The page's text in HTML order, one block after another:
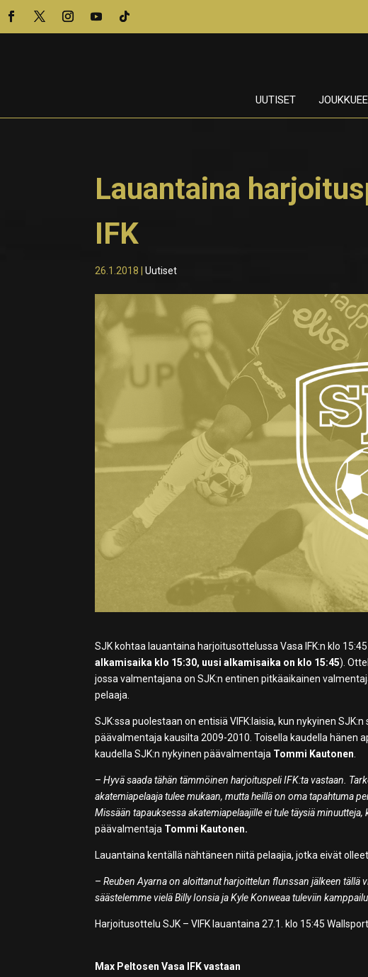
UUTISET
Lauantaina
IFK
26.1.2018 |Uutiset
SJK kohtaa lauantaina harjoitusottelussa Vasa IFK:n klo 15:45
alkamisaika klo 15:30, uusi alkamisaika on klo 15:45).
jossa valmentajana on SJK:n entinen pitkäaikainen
pelaaja.
SJK:ssa puolestaan on entisiä VIFK:laisia, kun nykyinen
päävalmentaja kausilta 2009-2010. Toisella kaudella hänen
kaudella SJK:n nykyinen päävalmentaja Tommi Kautonen.
–Hyvä saada tähän tämmöinen harjoituspeli IFK:ta vastaan.
akatemiapelaaja tulee mukaan, mutta heillä on oma tapahtuma
Missään tapauksessa akatemiapelaajille ei tule täysiä
päävalmentaja Tommi Kautonen.
Lauantaina kentällä nähtäneen niitä pelaajia, jotka eivät
–Reuben Ayarna on aloittanut harjoittelun flunssan jälkeen tällä
säästelemme vielä Billy Ionsia ja Kyle Konweaa tuleviin
Harjoitusottelu SJK – VIFK lauantaina 27.1. klo 15:45
Max Peltosen Vasa IFK vastaan